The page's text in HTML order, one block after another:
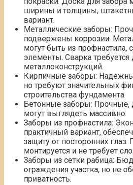
ширины и толщины,
вариант.
Металлические заборы:
подвержены коррозии.
могут быть из профнастила,
элементы. Сварка требуется
металлоконструкций.
Кирпичные заборы:
но требуют значительных
строительства фундамента.
Бетонные заборы: Прочные,
могут выглядеть массивно.
Заборы из профнастила:
практичный вариант,
защиту от посторонних глаз.
монтируется и не требует
Заборы из сетки рабица:
ограждения участка, но не
приватность.